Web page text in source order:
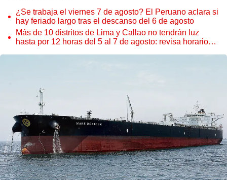
¿Se trabaja el viernes 7 de agosto? El Peruano aclara si
hay feriado largo tras el descanso del 6 de agosto
Más de 10 distritos de Lima y Callao no tendrán luz
hasta por 12 horas del 5 al 7 de agosto: revisa horarios y